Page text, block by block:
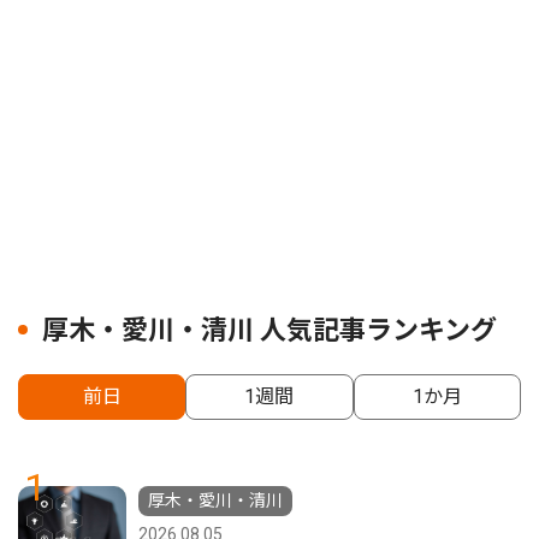
厚木・愛川・清川 人気記事ランキング
前日 1週間 1か月
1
厚木・愛川・清川
2026.08.05